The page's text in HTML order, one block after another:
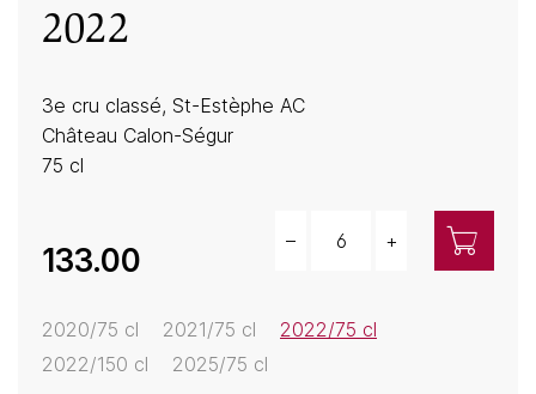
2022
3e cru classé, St-Estèphe AC
Château Calon-Ségur
75 cl
133.00
– +
2020/75 cl 2021/75 cl
2022/75 cl
2022/150 cl
2025/75 cl